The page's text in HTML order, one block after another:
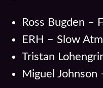
Ross Bugden –
ERH – Slow
Tristan
Miguel Johnson